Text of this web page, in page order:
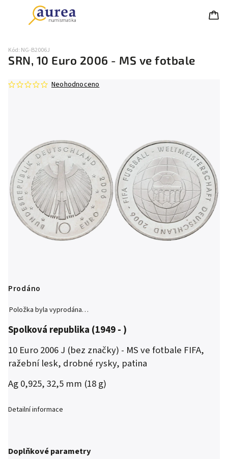
SRN, 10 Euro 2006 - MS ve fotbale
Kód: NG-B2006J
Neohodnoceno
Prodáno
Položka byla vyprodána…
Spolková republika (1949 - )
10 Euro 2006 J (bez značky) - MS ve fotbale FIFA,
ražební lesk, drobné rysky, patina
Ag 0,925, 32,5 mm (18 g)
Detailní informace
Doplňkové parametry